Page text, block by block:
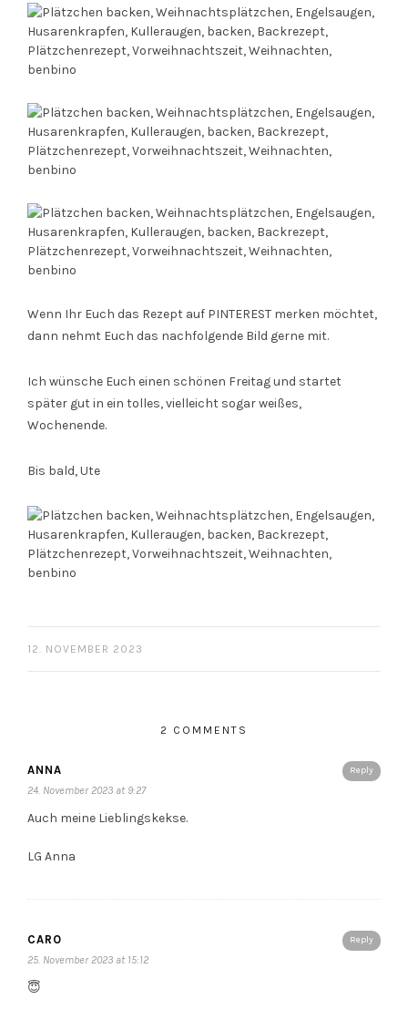
Wenn Ihr Euch das Rezept auf PINTEREST merken möchtet,
dann nehmt Euch das nachfolgende Bild gerne mit.
Ich wünsche Euch einen schönen Freitag und startet
später gut in ein tolles, vielleicht sogar weißes,
Wochenende.
Bis bald, Ute
12. NOVEMBER 2023
2 COMMENTS
Reply
ANNA
24. November 2023 at 9:27
Auch meine Lieblingskekse.
LG Anna
Reply
CARO
25. November 2023 at 15:12
😇